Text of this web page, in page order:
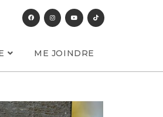
ME JOINDRE